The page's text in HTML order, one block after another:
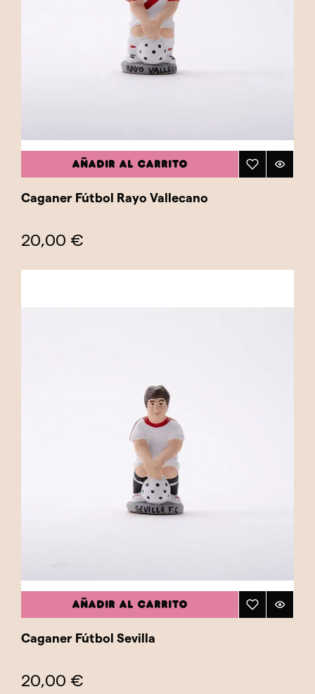
AÑADIR AL CARRITO
Caganer Fútbol Rayo Vallecano
20,00 €
AÑADIR AL CARRITO
Caganer Fútbol Sevilla
20,00 €